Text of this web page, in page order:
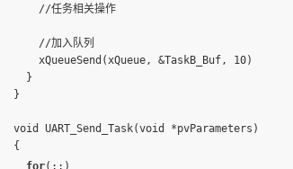
//任务相关操作
//加入队列
xQueueSend(xQueue, &TaskB_Buf, 10)
}
}
void UART_Send_Task(void *pvParameters)
{